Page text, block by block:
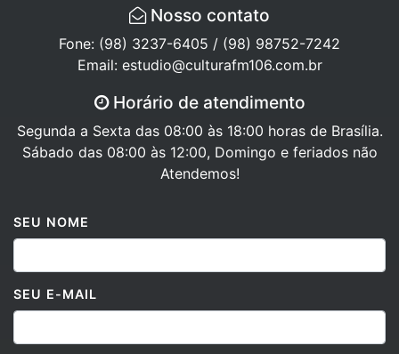
Nosso contato
Fone: (98) 3237-6405 / (98) 98752-7242
Email: estudio@culturafm106.com.br
Horário de atendimento
Segunda a Sexta das 08:00 às 18:00 horas de Brasília.
Sábado das 08:00 às 12:00, Domingo e feriados não
Atendemos!
SEU NOME
SEU E-MAIL